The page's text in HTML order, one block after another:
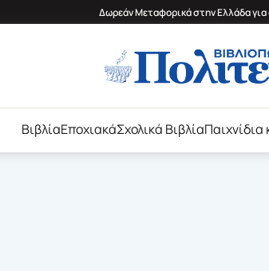
Δωρεάν Μεταφορικά στην Ελλάδα
ΒιβλίαΕποχιακάΣχολικά ΒιβλίαΠαιχνίδια